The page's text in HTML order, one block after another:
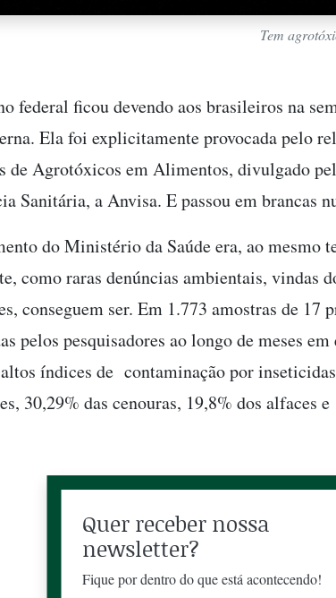
Tem
federal ficou devendo aos brasileiros na
Ela foi explicitamente provocada pelo
de Agrotóxicos em Alimentos, divulgado
Sanitária, a Anvisa. E passou em brancas
do Ministério da Saúde era, ao mesmo
como raras denúncias ambientais, vindas
conseguem ser. Em 1.773 amostras de 17
pelos pesquisadores ao longo de meses
índices de contaminação por
30,29% das cenouras, 19,8% dos alfaces
Quer receber nossa
newsletter?
Fique por dentro do que está acontecendo!